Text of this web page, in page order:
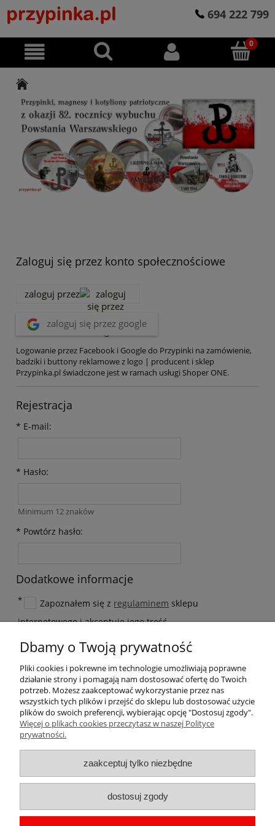
694 222 799
Zaloguj się przez konto społecznościowe
zaloguj przez
zaloguj się przez google
Logowanie przez Facebook i Google do Przypinki na zamówienie,
badziki i buttony reklamowe z logo | producent i sklep
Przypinka.pl świadczone jest w ramach usługi Shoper ONE.
Rejestracja
* E-mail:
* Hasło:
Minimum 12 znaków
* Powtórz hasło:
Dodatkowe informacje
* Zapoznałem się z regulaminem sklepu
internetowego i akceptuję jego treść.
Zapisz się do newslettera
- Pole wymagane
zarejestruj się
Pomoc
Płatności i dostawa
Informacje
Dbamy o Twoją prywatność
Pliki cookies i pokrewne im technologie umożliwiają poprawne
działanie strony i pomagają nam dostosować ofertę do Twoich
potrzeb. Możesz zaakceptować wykorzystanie przez nas
wszystkich tych plików i przejść do sklepu lub dostosować użycie
plików do swoich preferencji, wybierając opcję "Dostosuj zgody".
Więcej o plikach cookies przeczytasz w naszej Polityce
prywatności.
zaakceptuj tylko niezbędne
dostosuj zgody